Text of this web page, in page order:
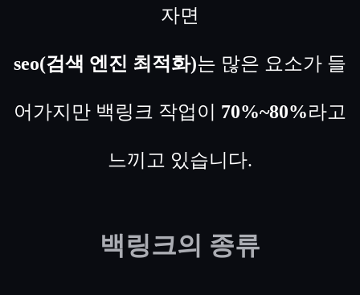
자면
seo(검색 엔진 최적화)는 많은 요소가 들
어가지만 백링크 작업이 70%~80%라고
느끼고 있습니다.
백링크의 종류